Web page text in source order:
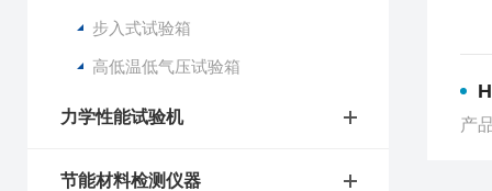
步入式试验箱
高低温低气压试验箱
力学性能试验机
节能材料检测仪器
产